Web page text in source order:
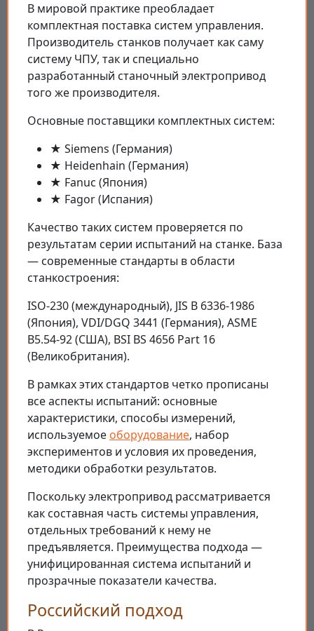
В мировой практике преобладает
комплектная поставка систем управления.
Производитель станков получает как саму
систему ЧПУ, так и специально
разработанный станочный электропривод
того же производителя.
Основные поставщики комплектных систем:
★ Siemens (Германия)
★ Heidenhain (Германия)
★ Fanuc (Япония)
★ Fagor (Испания)
Качество таких систем проверяется по
результатам серии испытаний на станке. База
— современные стандарты в области
станкостроения:
ISO-230 (международный), JIS B 6336-1986
(Япония), VDI/DGQ 3441 (Германия), ASME
B5.54-92 (США), BSI BS 4656 Part 16
(Великобритания).
В рамках этих стандартов четко прописаны
все аспекты испытаний: основные
характеристики, способы измерений,
используемое оборудование, набор
экспериментов и условия их проведения,
методики обработки результатов.
Поскольку электропривод рассматривается
как составная часть системы управления,
отдельных требований к нему не
предъявляется. Преимущества подхода —
унифицированная система испытаний и
прозрачные показатели качества.
Российский подход